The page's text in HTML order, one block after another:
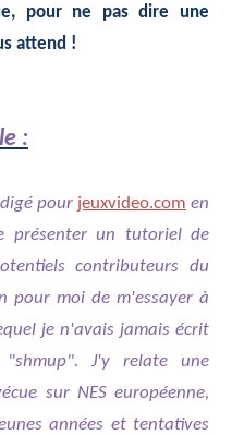
pour ne pas dire une
attend !
:
pour jeuxvideo.com en
présenter un tutoriel de
contributeurs du
pour moi de m'essayer à
je n'avais jamais écrit
J'y relate une
sur NES européenne,
années et tentatives